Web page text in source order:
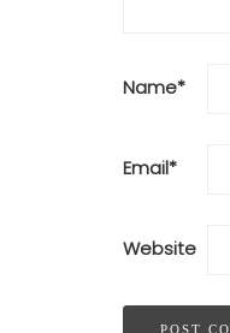
Name*
Email*
Website